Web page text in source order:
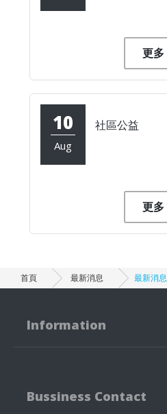
更多
10
Aug
社區公益
更多
首頁 最新消息 最新消息
Information
LED的應用
Bussiness Contact